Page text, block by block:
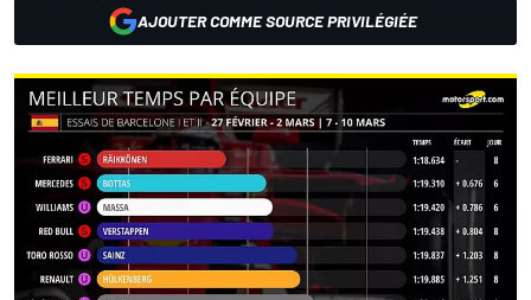
AJOUTER COMME SOURCE PRIVILÉGIÉE